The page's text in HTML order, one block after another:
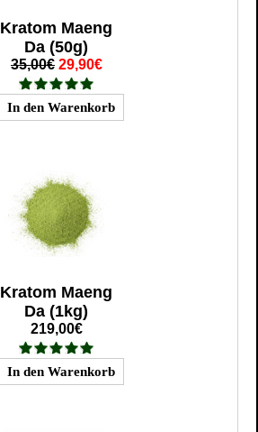
Kratom Maeng
Da (50g)
35,00€ 29,90€
Kratom Maeng
Da (1kg)
219,00€